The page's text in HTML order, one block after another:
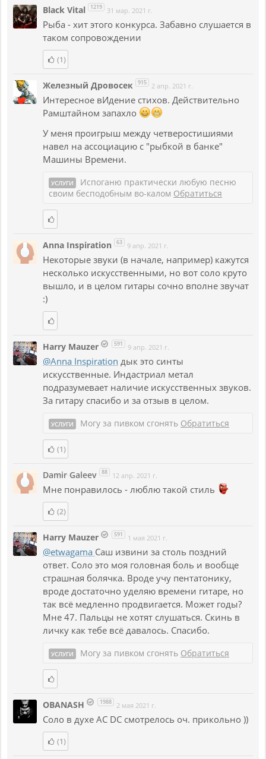
Black Vital 1219 31 мар. 2021 г.
Рыба - хит этого конкурса. Забавно слушается в
таком сопровождении
(1)
Железный Дровосек 915 2 апр. 2021 г.
Интересное вИдение стихов. Действительно
Рамштайном запахло
У меня проигрыш между четверостишиями
навел на ассоциацию с "рыбкой в банке"
Машины Времени.
УСЛУГИ
Испоганю практически любую песню
своим бесподобным во-калом Обратиться
Anna Inspiration 63 9 апр. 2021 г.
Некоторые звуки (в начале, например) кажутся
несколько искусственными, но вот соло круто
вышло, и в целом гитары сочно вполне звучат
:)
Harry Mauzer 591 9 апр. 2021 г.
@Anna Inspiration дык это синты
искусственные. Индастриал метал
подразумевает наличие искусственных звуков.
За гитару спасибо и за отзыв в целом.
УСЛУГИ Могу за пивком сгонять Обратиться
(1)
Damir Galeev 88 12 апр. 2021 г.
Мне понравилось - люблю такой стиль
(2)
Harry Mauzer 591 1 мая 2021 г.
@etwagama Саш извини за столь поздний
ответ. Соло это моя головная боль и вообще
страшная болячка. Вроде учу пентатонику,
вроде достаточно уделяю времени гитаре, но
так всё медленно продвигается. Может годы?
Мне 47. Пальцы не хотят слушаться. Скинь в
личку как тебе всё давалось. Спасибо.
УСЛУГИ Могу за пивком сгонять Обратиться
OBANASH 1988 2 мая 2021 г.
Соло в духе AC DC смотрелось оч. прикольно ))
(1)